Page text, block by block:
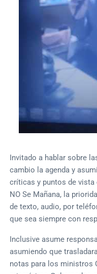
Invitado a hablar sobre
cambio la agenda y
críticas y puntos de vista
NO Se Mañana, la
de texto, audio, por
que sea siempre con
Inclusive asume
asumiendo que
notas para los ministros